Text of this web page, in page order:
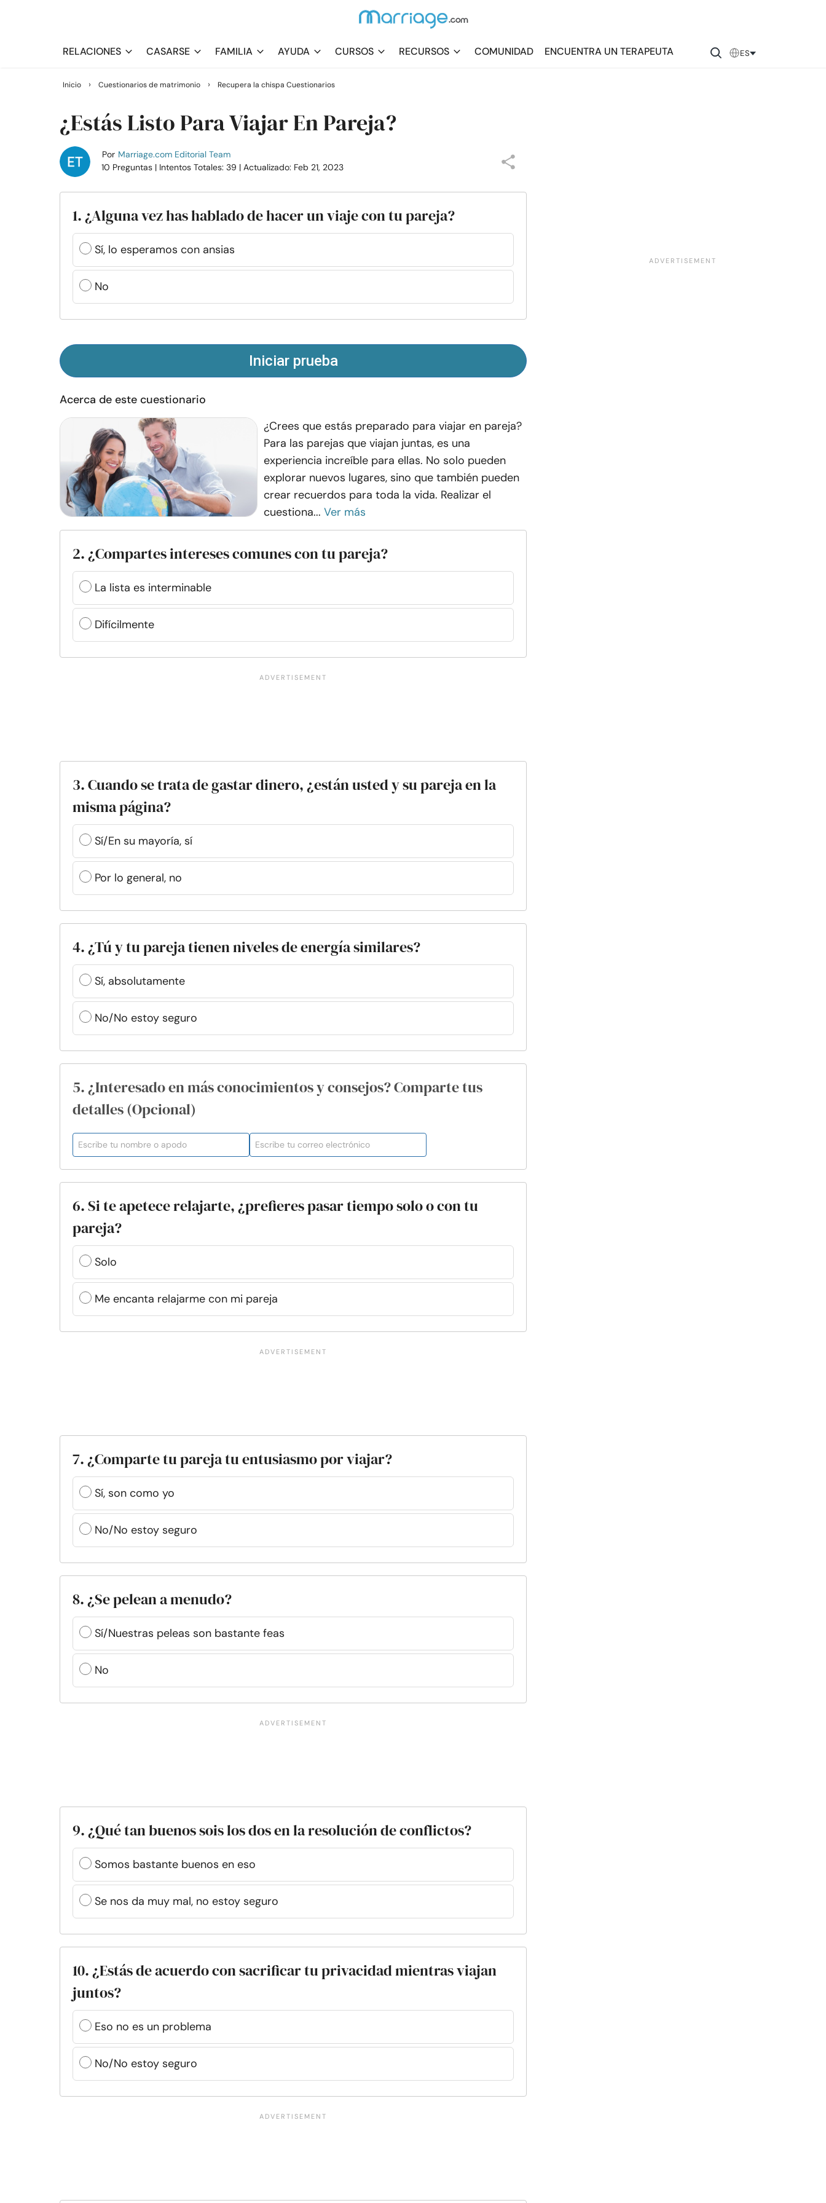
RELACIONES CASARSE FAMILIA AYUDA CURSOS RECURSOS COMUNIDAD ENCUENTRA UN TERAPEUTA ES
Inicio › Cuestionarios de matrimonio › Recupera la chispa Cuestionarios
¿Estás Listo Para Viajar En Pareja?
Por Marriage.com Editorial Team
10 Preguntas | Intentos Totales: 39 | Actualizado: Feb 21, 2023
1. ¿Alguna vez has hablado de hacer un viaje con tu pareja?
Sí, lo esperamos con ansias
No
Iniciar prueba
Acerca de este cuestionario
¿Crees que estás preparado para viajar en pareja?
Para las parejas que viajan juntas, es una
experiencia increíble para ellas. No solo pueden
explorar nuevos lugares, sino que también pueden
crear recuerdos para toda la vida. Realizar el
cuestiona... Ver más
2. ¿Compartes intereses comunes con tu pareja?
La lista es interminable
Difícilmente
3. Cuando se trata de gastar dinero, ¿están usted y su pareja en la
misma página?
Sí/En su mayoría, sí
Por lo general, no
4. ¿Tú y tu pareja tienen niveles de energía similares?
Sí, absolutamente
No/No estoy seguro
5. ¿Interesado en más conocimientos y consejos? Comparte tus
detalles (Opcional)
6. Si te apetece relajarte, ¿prefieres pasar tiempo solo o con tu
pareja?
Solo
Me encanta relajarme con mi pareja
7. ¿Comparte tu pareja tu entusiasmo por viajar?
Sí, son como yo
No/No estoy seguro
8. ¿Se pelean a menudo?
Sí/Nuestras peleas son bastante feas
No
9. ¿Qué tan buenos sois los dos en la resolución de conflictos?
Somos bastante buenos en eso
Se nos da muy mal, no estoy seguro
10. ¿Estás de acuerdo con sacrificar tu privacidad mientras viajan
juntos?
Eso no es un problema
No/No estoy seguro